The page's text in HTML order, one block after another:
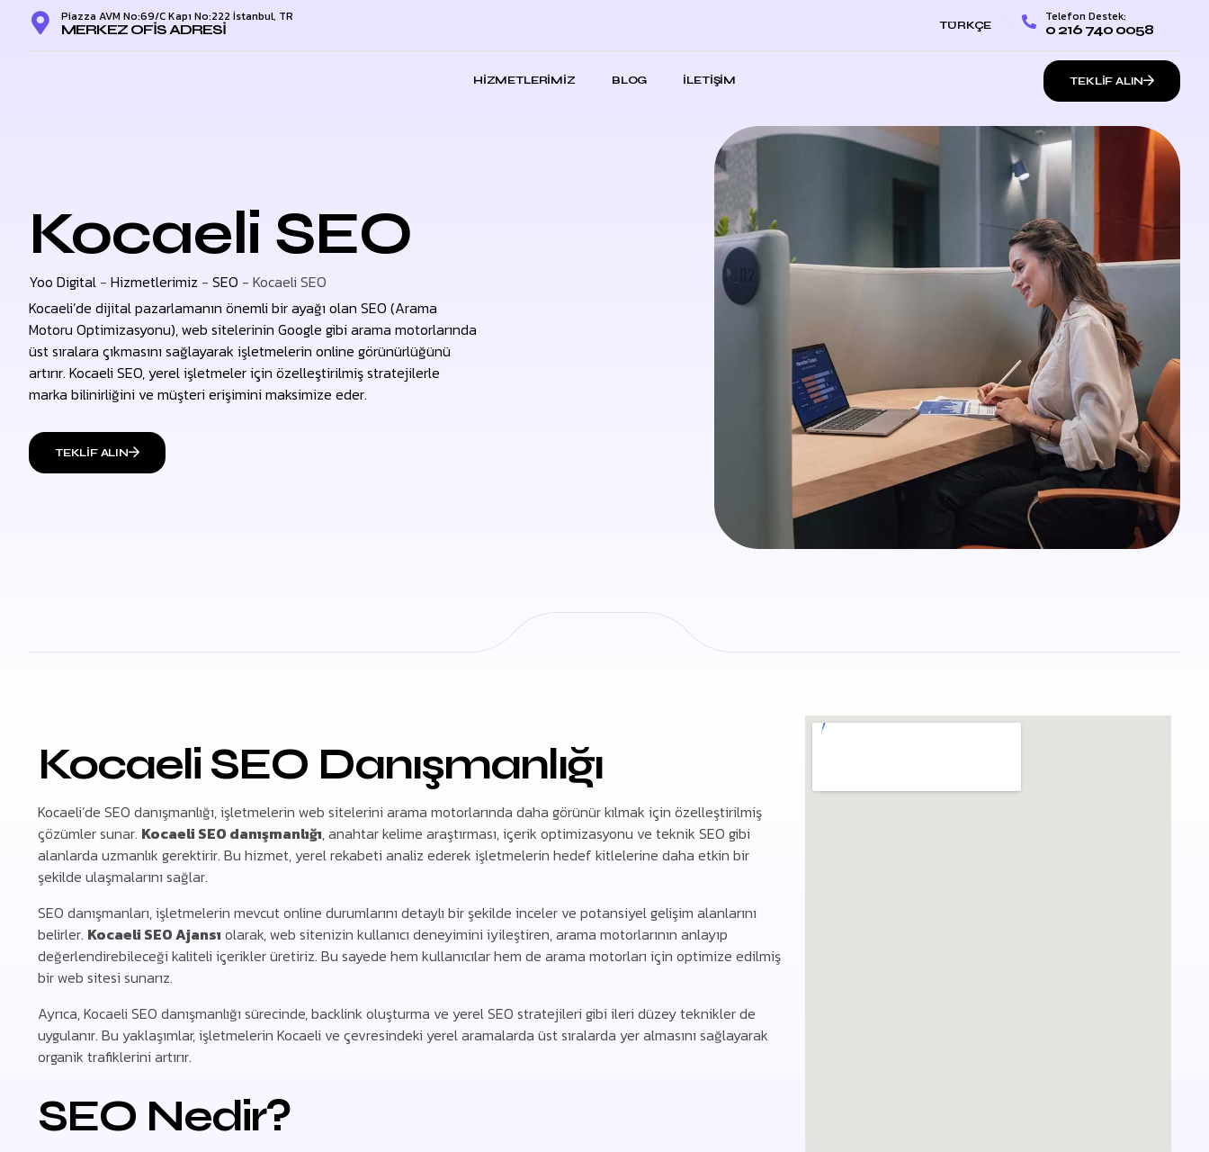
Piazza AVM No:69/C Kapı No:222 İstanbul, TR
MERKEZ OFIS ADRESI TÜRKÇE
Telefon Destek:
0 216 740 0058
HIZMETLERIMIZ BLOG İLETIŞIM TEKLIF ALIN
Kocaeli SEO
Yoo Digital - Hizmetlerimiz - SEO - Kocaeli SEO
Kocaeli’de dijital pazarlamanın önemli bir ayağı olan SEO (Arama
Motoru Optimizasyonu), web sitelerinin Google gibi arama motorlarında
üst sıralara çıkmasını sağlayarak işletmelerin online görünürlüğünü
artırır. Kocaeli SEO, yerel işletmeler için özelleştirilmiş stratejilerle
marka bilinirliğini ve müşteri erişimini maksimize eder.
TEKLIF ALIN
Kocaeli SEO Danışmanlığı
Kocaeli’de SEO danışmanlığı, işletmelerin web sitelerini arama motorlarında daha görünür kılmak için özelleştirilmiş
çözümler sunar. Kocaeli SEO danışmanlığı, anahtar kelime araştırması, içerik optimizasyonu ve teknik SEO gibi
alanlarda uzmanlık gerektirir. Bu hizmet, yerel rekabeti analiz ederek işletmelerin hedef kitlelerine daha etkin bir
şekilde ulaşmalarını sağlar.
SEO danışmanları, işletmelerin mevcut online durumlarını detaylı bir şekilde inceler ve potansiyel gelişim alanlarını
belirler. Kocaeli SEO Ajansı olarak, web sitenizin kullanıcı deneyimini iyileştiren, arama motorlarının anlayıp
değerlendirebileceği kaliteli içerikler üretiriz. Bu sayede hem kullanıcılar hem de arama motorları için optimize edilmiş
bir web sitesi sunarız.
Ayrıca, Kocaeli SEO danışmanlığı sürecinde, backlink oluşturma ve yerel SEO stratejileri gibi ileri düzey teknikler de
uygulanır. Bu yaklaşımlar, işletmelerin Kocaeli ve çevresindeki yerel aramalarda üst sıralarda yer almasını sağlayarak
organik trafiklerini artırır.
SEO Nedir?